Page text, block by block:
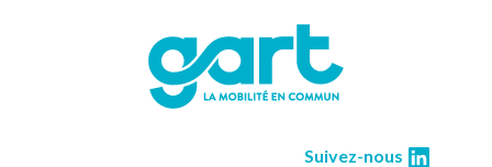
Suivez-nous